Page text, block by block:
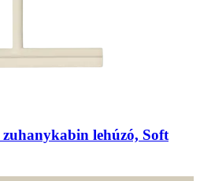
zuhanykabin lehúzó, Soft